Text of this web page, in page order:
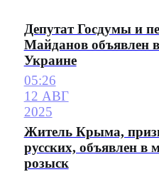
Депутат Госдумы и
Майданов объявлен
Украине
05:26
12 АВГ
2025
Житель Крыма,
русских, объявлен в
розыск